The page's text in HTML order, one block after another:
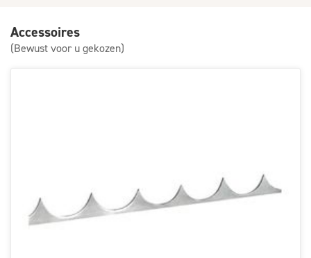
Accessoires
(Bewust voor u gekozen)